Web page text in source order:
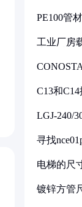
PE100管
工业厂房
C13和
LGJ-240/
寻找
电梯的尺
镀锌方管